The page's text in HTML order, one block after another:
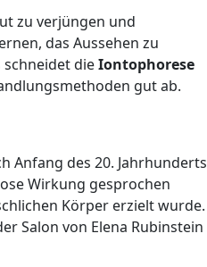
zu verjüngen und
das Aussehen zu
dieIontophorese
gut ab.
Anfang des 20. Jahrhunderts
Wirkung gesprochen
Körper erzielt wurde.
Salon von Elena Rubinstein